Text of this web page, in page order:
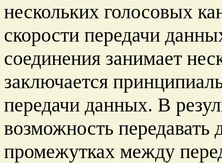
нескольких голосовых
скорости передачи
соединения занимает
заключается
передачи данных. В
возможность
промежутках между